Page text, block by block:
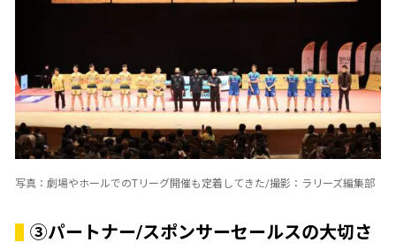
写真：劇場やホールでのTリーグ開催も定着してきた/撮影：ラリーズ編集部
③パートナー/スポンサーセールスの大切さ